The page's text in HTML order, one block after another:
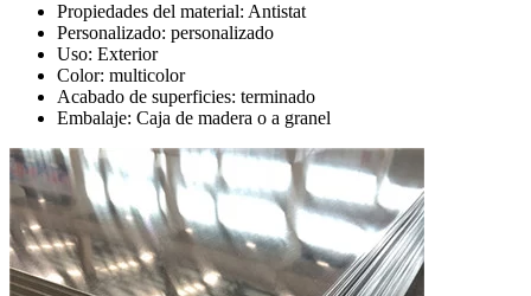
Propiedades del material: Antistat
Personalizado: personalizado
Uso: Exterior
Color: multicolor
Acabado de superficies: terminado
Embalaje: Caja de madera o a granel